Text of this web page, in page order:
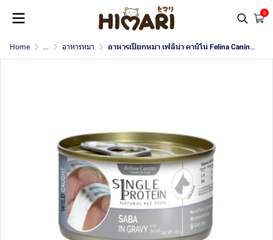
0
Home ... อาหารหมา อาหารเปียกหมา เฟลิน่า คานิโน่ Felina Canino อาหารสุนัข สุขภาพดี ขนาด 85 กรัม (แบบกระป๋อง)